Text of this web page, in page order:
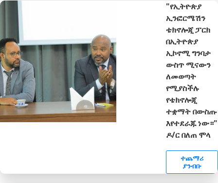
"የኢትዮጵያ
ኢንፎርሜሽን
ቴክኖሎጂ ፓርክ
በኢትዮጵያ
ኢኮኖሚ ግንባታ
ውስጥ ሚናውን
ለመወጣት
የሚያስችሉ
የቴክኖሎጂ
ተቋማት በውስጡ
እየተደራጁ ነው።"
ዶ/ር በለጠ ሞላ
ተጨማሪ
ያንብቡ